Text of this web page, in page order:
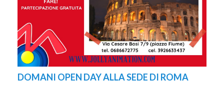
DOMANI OPEN DAY ALLA SEDE DI ROMA